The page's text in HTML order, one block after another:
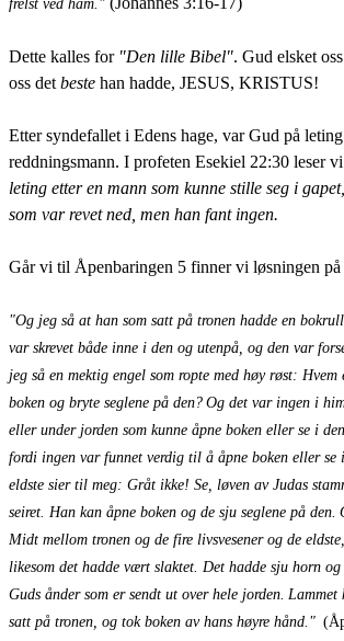
frelst ved ham."
Dette kalles for "Den lille Bibel". Gud elsket
oss det beste han hadde, JESUS, KRISTUS!
Etter syndefallet i Edens hage, var Gud på leting
reddningsmann. I profeten Esekiel 22:30 leser
leting etter en mann som kunne stille seg i
som var revet ned, men han fant ingen.
Går vi til Åpenbaringen 5 finner vi løsningen på
"Og jeg så at han som satt på tronen hadde en
var skrevet både inne i den og utenpå, og den var
jeg så en mektig engel som ropte med høy røst:
boken og bryte seglene på den? Og det var ingen i
eller under jorden som kunne åpne boken eller se i den.
fordi ingen var funnet verdig til å åpne boken eller se i
eldste sier til meg: Gråt ikke! Se, løven av Judas
seiret. Han kan åpne boken og de sju seglene på den.
Midt mellom tronen og de fire livsvesener og de
likesom det hadde vært slaktet. Det hadde sju horn
Guds ånder som er sendt ut over hele jorden. Lammet
satt på tronen, og tok boken av hans høyre hånd."